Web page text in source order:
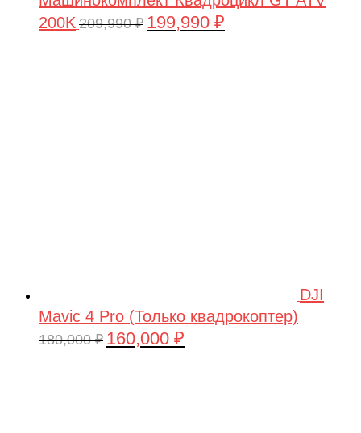
200K 209,990₽ Первоначальная
199,990 ₽
DJI
Mavic 4 Pro (Только квадрокоптер)
180,000₽ Первоначальная
160,000 ₽